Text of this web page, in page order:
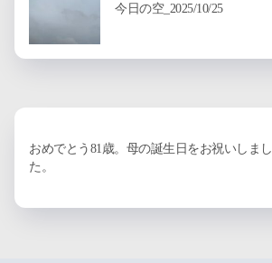
今日の空_2025/10/25
おめでとう81歳。母の誕生日をお祝いしまし
た。